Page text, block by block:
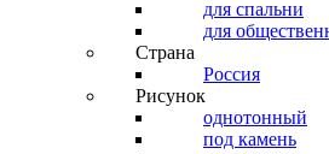
для спальни
для
Страна
Россия
Рисунок
однотонный
под камень